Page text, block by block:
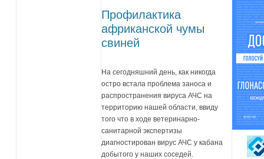
Профилактика
африканской чумы
свиней
На сегодняшний день, как никогда
остро встала проблема заноса и
распространения вируса АЧС на
территорию нашей области, ввиду
того что в ходе ветеринарно-
санитарной экспертизы
диагностирован вирус АЧС у кабана
добытого у наших соседей.